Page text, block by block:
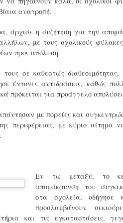
ανατροπή.
άρχισε η συζήτηση για την
με τους σχολικούς
προς απόλυση.
σε καθεστώς διαθεσιμότητας,
έντονες αντιδράσεις, καθώς
πρόκειται για προάγγελο
με πορείες και
περιφέρειας, με κύριο αίτημα
Εν τω μεταξύ, το
απομάκρυνση του
στα σχολεία, οδήγησε
προσλαμβάνουν
και τις εγκαταστάσεις,
τμήματα δοκιμων
και Μουζακίου το 2ο μέρος της
έκδοση εγκυκλιου οδηγιών
(θεωρητικής και
της προκήρυξης 1Κ/2024,
Τοπ. Αυτοδιοίκησης, της
Διοίκησης του Υπ. Εσωτερικών.
Δημοσιέυθηκε στο ΦΕΚ Β'
Απόφαση 16458 με θέμα;:
Επιμόρφωση του ειδικού
στο ΦΕΚ Β' 1682/26-03-
«Εισαγωγική Εκπαίδευση -
προσωπικού της δημοτικής
Φωτορεπορτάζ από τις
νεοπροσληφθέντων
(ανανεώνεται συνεχώς)